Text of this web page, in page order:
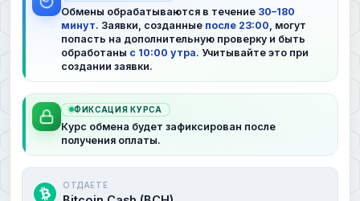
Обмены обрабатываются в течение 30–180
минут. Заявки, созданные после 23:00 , могут
попасть на дополнительную проверку и быть
обработаны с 10:00 утра. Учитывайте это при
создании заявки.
ФИКСАЦИЯ КУРСА
Курс обмена будет зафиксирован после
получения оплаты.
ОТДАЕТЕ